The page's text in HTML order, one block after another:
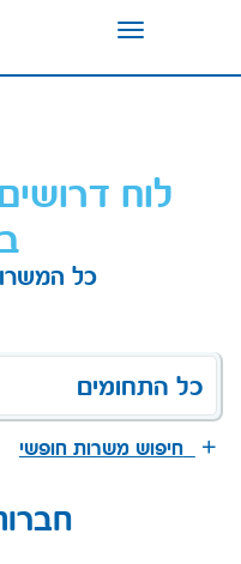
Toggle
לוח
כל
כל התחומים
חיפוש משרות חופשי